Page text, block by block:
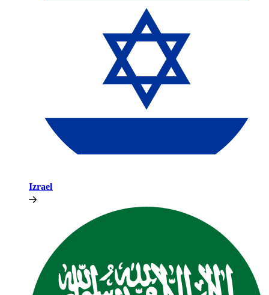
Izrael​​